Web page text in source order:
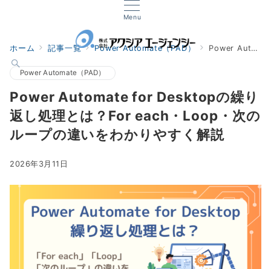
Menu
ホーム 記事一覧 Power Automate（PAD） Power Automate for Desktopの繰り返し処理とは？For each・Loop・次のループの違いをわかりやすく解説
Power Automate（PAD）
Power Automate for Desktopの繰り
返し処理とは？For each・Loop・次の
ループの違いをわかりやすく解説
2026年3月11日